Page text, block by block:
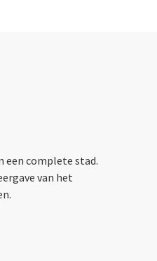
een complete stad.
van het